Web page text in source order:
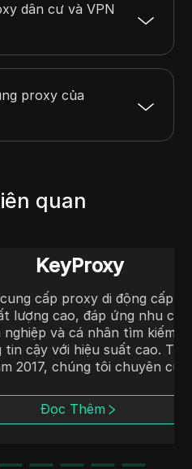
dân cư và VPN
proxy của
quan
di động cấp doanh
đáp ứng nhu cầu của
nhân tìm kiếm giải
hiệu suất cao. Thành
tôi chuyên cung cấp
cao với sự tập
mật và tốc độ. Tại
kết cung cấp công